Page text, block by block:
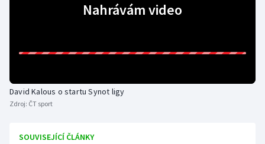
Ostatní
Nahrávám video
David Kalous o startu Synot ligy
Zdroj: ČT sport
SOUVISEJÍCÍ ČLÁNKY